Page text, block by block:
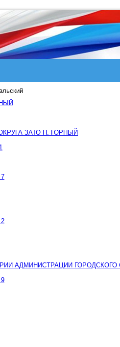
ЗАТО П. ГОРНЫЙ
АДМИНИСТРАЦИИ ГОРОДСКОГО